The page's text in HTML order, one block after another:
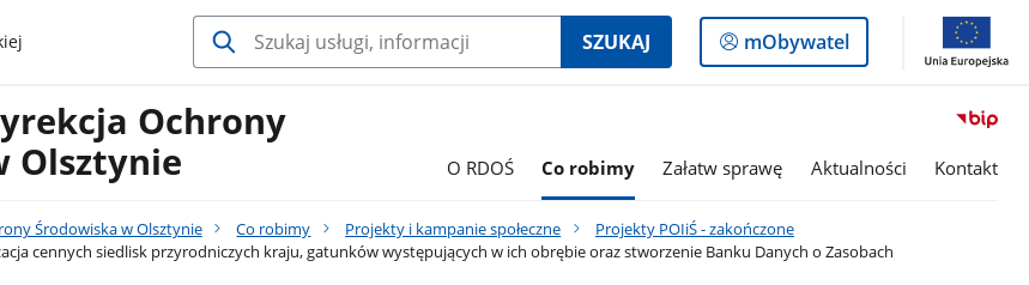
SZUKAJ
Logowanie
do
mObywatel
Ochrony
Olsztynie
O RDOŚ Co robimy Załatw sprawę Aktualności Kontakt
Środowiska w Olsztynie Co robimy Projekty i kampanie społeczne
Projekty POIiŚ - zakończone
cennych siedlisk przyrodniczych kraju, gatunków występujących w ich obrębie oraz stworzenie Banku Danych o Zasobach